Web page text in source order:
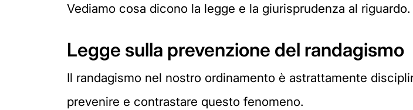
Vediamo cosa dicono la legge e la giurisprudenza al riguardo.
Legge sulla prevenzione del randagismo
Il randagismo nel nostro ordinamento è astrattamente
prevenire e contrastare questo fenomeno.